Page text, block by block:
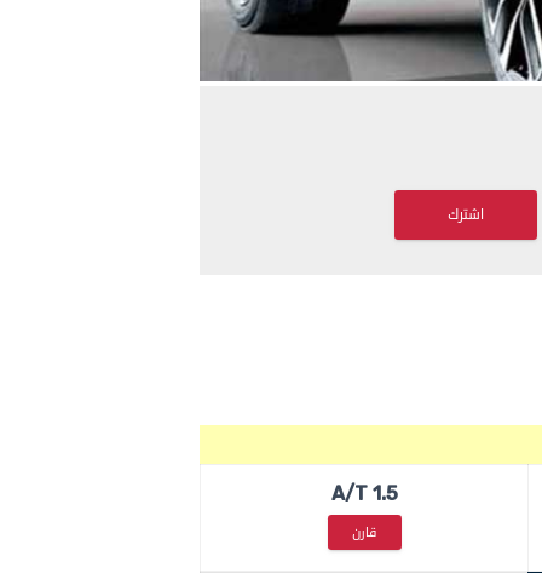
اشترك
1.5 A/T
قارن